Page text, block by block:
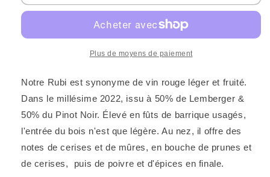
Rubis
bouteilles)
Rubis
(6
bouteilles)
Plus de moyens de paiement
Notre Rubi est synonyme de vin rouge léger et fruité.
Dans le millésime 2022, issu à 50% de Lemberger &
50% du Pinot Noir. Élevé en fûts de barrique usagés,
l'entrée du bois n'est que légère. Au nez, il offre des
notes de cerises et de mûres, en bouche de prunes et
de cerises, puis de poivre et d'épices en finale.